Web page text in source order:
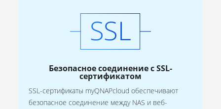
Безопасное соединение с SSL-
сертификатом
SSL-сертификаты myQNAPcloud обеспечивают
безопасное соединение между NAS и веб-